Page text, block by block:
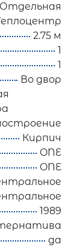
Отдельная
2.75 м
1
1
Во двор
Кирпич
ONE
ONE
1989
да